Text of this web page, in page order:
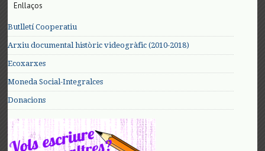
Enllaços
Butlletí Cooperatiu
Arxiu documental històric videogràfic (2010-2018)
Ecoxarxes
Moneda Social-Integralces
Donacions